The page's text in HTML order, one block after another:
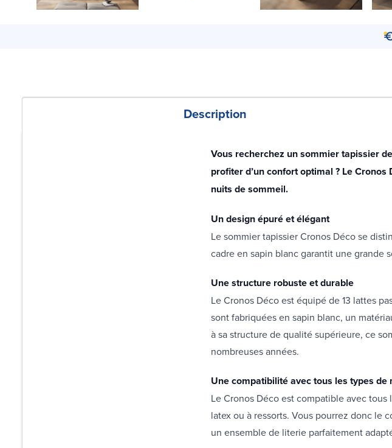
Description
Vous recherchez un sommier tapissier
profiter d’un confort optimal ? Le
nuits de sommeil.
Un design épuré et élégant
Le sommier tapissier Cronos Déco se
cadre en sapin blanc garantit une grande
Une structure robuste et durable
Le Cronos Déco est équipé de 13 lattes
sont fabriquées en sapin blanc, un
à sa structure de qualité supérieure, ce
nombreuses années.
Une compatibilité avec tous les types de
Le Cronos Déco est compatible avec
latex ou à ressorts. Vous pourrez donc le
un ensemble de literie parfaitement